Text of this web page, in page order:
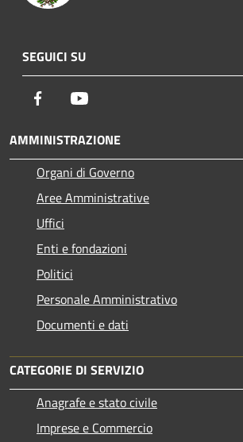
SEGUICI SU
Facebook
AMMINISTRAZIONE
Organi di Governo
Aree Amministrative
Uffici
Enti e fondazioni
Politici
Personale Amministrativo
Documenti e dati
CATEGORIE DI SERVIZIO
Anagrafe e stato civile
Imprese e Commercio